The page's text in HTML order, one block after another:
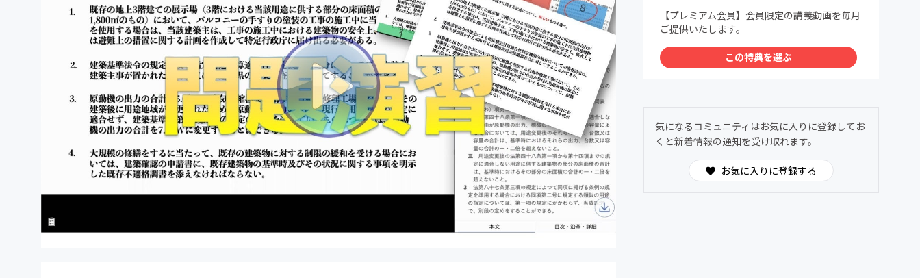
【プレミアム会員】会員限定の講義動画を毎月
ご提供いたします。
この特典を選ぶ
気になるコミュニティはお気に入りに登録してお
くと新着情報の通知を受け取れます。
お気に入りに登録する